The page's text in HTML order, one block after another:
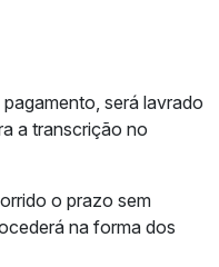
será lavrado
a transcrição no
o prazo sem
na forma dos